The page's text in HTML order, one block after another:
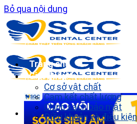
Bỏ qua nội dung
Trang chủ
Giới thiệu
Cơ sở vật chất
Cam kết chất lượng
Chính sách bảo mật
Điều khoản và điều kiện